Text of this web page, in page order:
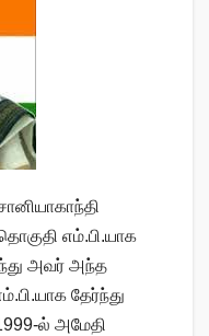
எம்.பி.யாக
அவர் அந்த
தேர்ந்து
ல் அமேதி